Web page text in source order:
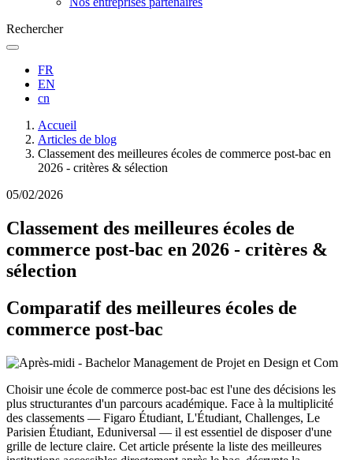
Rechercher
FR
EN
cn
d'Ariane
Accueil
Articles de blog
Classement des meilleures écoles de commerce post-bac en
2026 - critères & sélection
05/02/2026
Classement des meilleures écoles de
commerce post-bac en 2026 - critères &
sélection
Comparatif des meilleures écoles de
commerce post-bac
Choisir une école de commerce post-bac est l'une des décisions les
plus structurantes d'un parcours académique. Face à la multiplicité
des classements — Figaro Étudiant, L'Étudiant, Challenges, Le
Parisien Étudiant, Eduniversal — il est essentiel de disposer d'une
grille de lecture claire. Cet article présente la liste des meilleures